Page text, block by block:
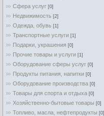
Cфера услуг [0]
Недвижимость [2]
Одежда, обувь [1]
Транспортные услуги [1]
Подарки, украшения [0]
Прочие товары и услуги [1]
Оборудование сферы услуг [0]
Продукты питания, напитки [0]
Оборудование производства [0]
Товары для спорта и отдыха [0]
Хозяйственно-бытовые товары [0]
Топливо, масла, нефтепродукты [0]